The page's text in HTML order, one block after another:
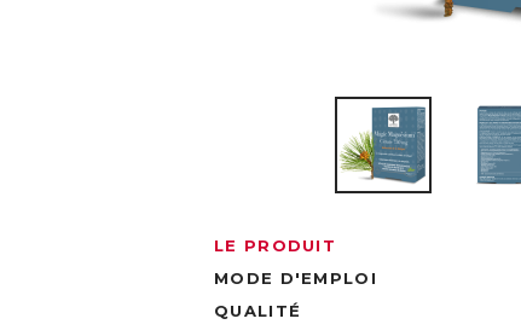
LE PRODUIT
MODE D'EMPLOI
QUALITÉ